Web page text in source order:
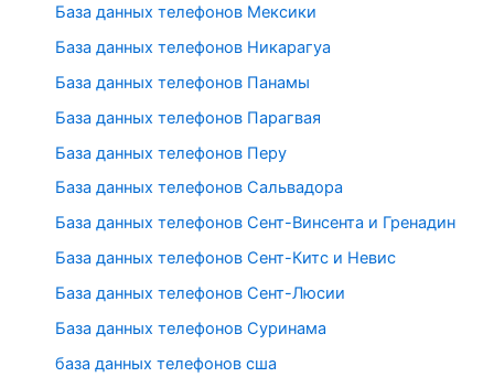
База данных телефонов Мексики
База данных телефонов Никарагуа
База данных телефонов Панамы
База данных телефонов Парагвая
База данных телефонов Перу
База данных телефонов Сальвадора
База данных телефонов Сент-Винсента и Гренадин
База данных телефонов Сент-Китс и Невис
База данных телефонов Сент-Люсии
База данных телефонов Суринама
база данных телефонов сша